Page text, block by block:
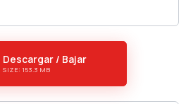
Descargar / Bajar
SIZE: 153.3 MB